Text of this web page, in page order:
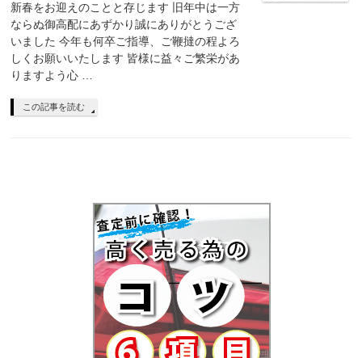
新春をお迎えのことと存じます 旧年中は一方
ならぬ御高配にあずかり誠にありがとうござ
いました 今年も何卒ご指導、ご鞭撻の程よろ
しくお願いいたします 皆様に益々ご繁栄があ
りますよう心 …
この記事を読む